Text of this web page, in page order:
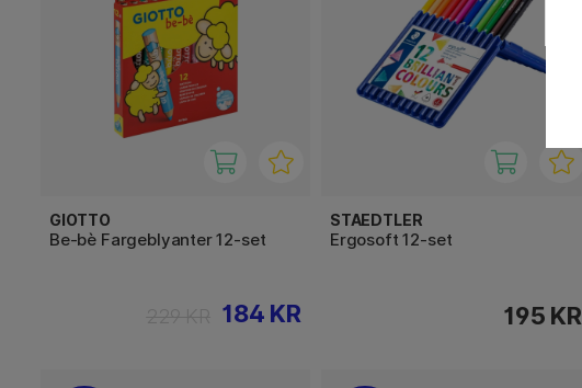
GIOTTO
Be-bè Fargeblyanter 12-set
184 KR
STAEDTLER
Ergosoft 12-set
195 KR